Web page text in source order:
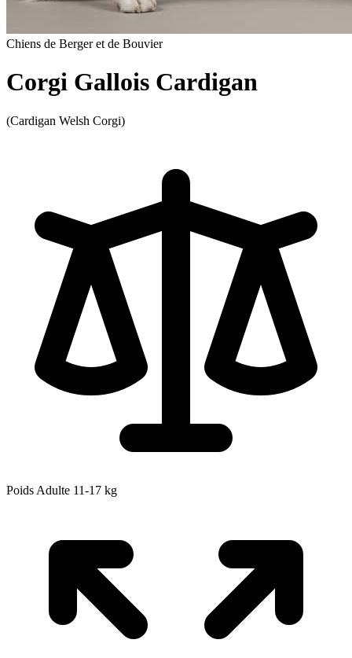
Chiens de Berger et de Bouvier
Corgi Gallois Cardigan
(Cardigan Welsh Corgi)
Poids Adulte 11-17 kg